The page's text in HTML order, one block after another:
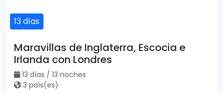
13 días
Maravillas de Inglaterra, Escocia e
Irlanda con Londres
13 días / 13 noches
3 país(es)